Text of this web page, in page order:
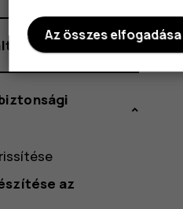
az
Az összes elfogadása